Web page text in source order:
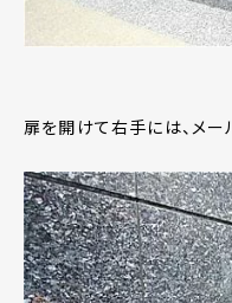
扉を開けて右手には、メ